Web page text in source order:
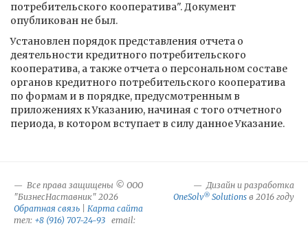
потребительского кооператива". Документ
опубликован не был.
Установлен порядок представления отчета о
деятельности кредитного потребительского
кооператива, а также отчета о персональном составе
органов кредитного потребительского кооператива
по формам и в порядке, предусмотренным в
приложениях к Указанию, начиная с того отчетного
периода, в котором вступает в силу данное Указание.
Все права защищены © ООО
"БизнесНаставник" 2026
Обратная связь
Карта сайта
тел: +8 (916) 707-24-93 email:
Дизайн и разработка
OneSolv® Solutions в 2016 году